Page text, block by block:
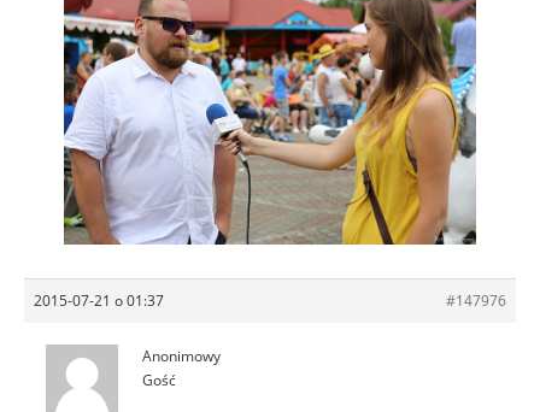
2015-07-21 o 01:37 #147976
Anonimowy
Gość